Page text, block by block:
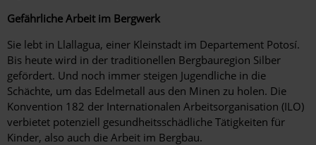
Gefährliche Arbeit im Bergwerk
Sie lebt in Llallagua, einer Kleinstadt im Departement Potosí.
Bis heute wird in der traditionellen Bergbauregion Silber
gefördert. Und noch immer steigen Jugendliche in die
Schächte, um das Edelmetall aus den Minen zu holen. Die
Konvention 182 der Internationalen Arbeitsorganisation (ILO)
verbietet potenziell gesundheitsschädliche Tätigkeiten für
Kinder, also auch die ­Arbeit im Bergbau.